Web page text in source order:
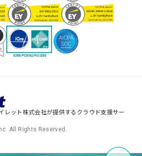
レット株式会社が提供するクラウド支援サー
All Rights Reserved.